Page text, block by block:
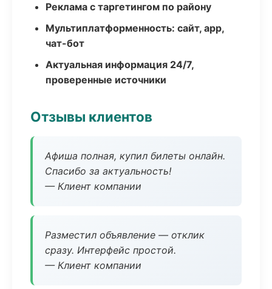
Реклама с таргетингом по району
Мультиплатформенность: сайт, app,
чат-бот
Актуальная информация 24/7,
проверенные источники
Отзывы клиентов
Афиша полная, купил билеты онлайн.
Спасибо за актуальность!
— Клиент компании
Разместил объявление — отклик
сразу. Интерфейс простой.
— Клиент компании